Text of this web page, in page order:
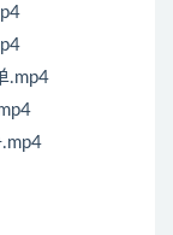
.mp4